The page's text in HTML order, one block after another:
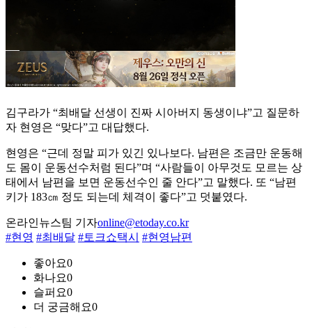
김구라가 “최배달 선생이 진짜 시아버지 동생이냐”고 질문하
자 현영은 “맞다”고 대답했다.
현영은 “근데 정말 피가 있긴 있나보다. 남편은 조금만 운동해
도 몸이 운동선수처럼 된다”며 “사람들이 아무것도 모르는 상
태에서 남편을 보면 운동선수인 줄 안다”고 말했다. 또 “남편
키가 183㎝ 정도 되는데 체격이 좋다”고 덧붙였다.
온라인뉴스팀 기자online@etoday.co.kr
#현영 #최배달 #토크쇼택시 #현영남편
좋아요0
화나요0
슬퍼요0
더 궁금해요0